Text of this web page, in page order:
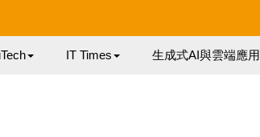
IT Times 生成式AI與雲端應用